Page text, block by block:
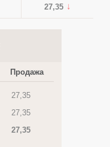
27,35
Продажа
27,35
27,35
27,35